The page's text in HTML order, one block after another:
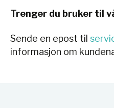
Trenger du bruker til
Sende en epost til
informasjon om